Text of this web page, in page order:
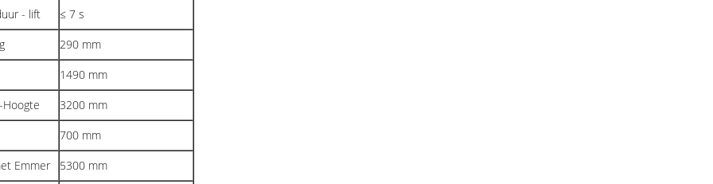
- lift ≤ 7 s
290 mm
1490 mm
Hoogte
3200 mm
700 mm
Emmer
5300 mm